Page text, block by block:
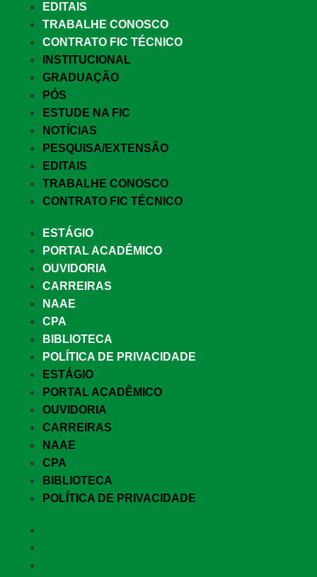
EDITAIS
TRABALHE CONOSCO
CONTRATO FIC TÉCNICO
INSTITUCIONAL
GRADUAÇÃO
PÓS
ESTUDE NA FIC
NOTÍCIAS
PESQUISA/EXTENSÃO
EDITAIS
TRABALHE CONOSCO
CONTRATO FIC TÉCNICO
ESTÁGIO
PORTAL ACADÊMICO
OUVIDORIA
CARREIRAS
NAAE
CPA
BIBLIOTECA
POLÍTICA DE PRIVACIDADE
ESTÁGIO
PORTAL ACADÊMICO
OUVIDORIA
CARREIRAS
NAAE
CPA
BIBLIOTECA
POLÍTICA DE PRIVACIDADE